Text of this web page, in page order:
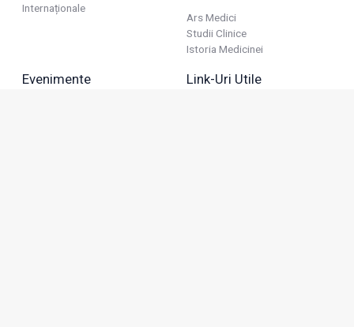
Internaționale
Ars Medici
Studii Clinice
Istoria Medicinei
Evenimente Link-Uri Utile